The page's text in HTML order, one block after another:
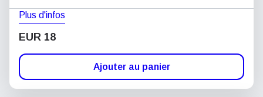
Plus d'infos
EUR 18
Ajouter au panier